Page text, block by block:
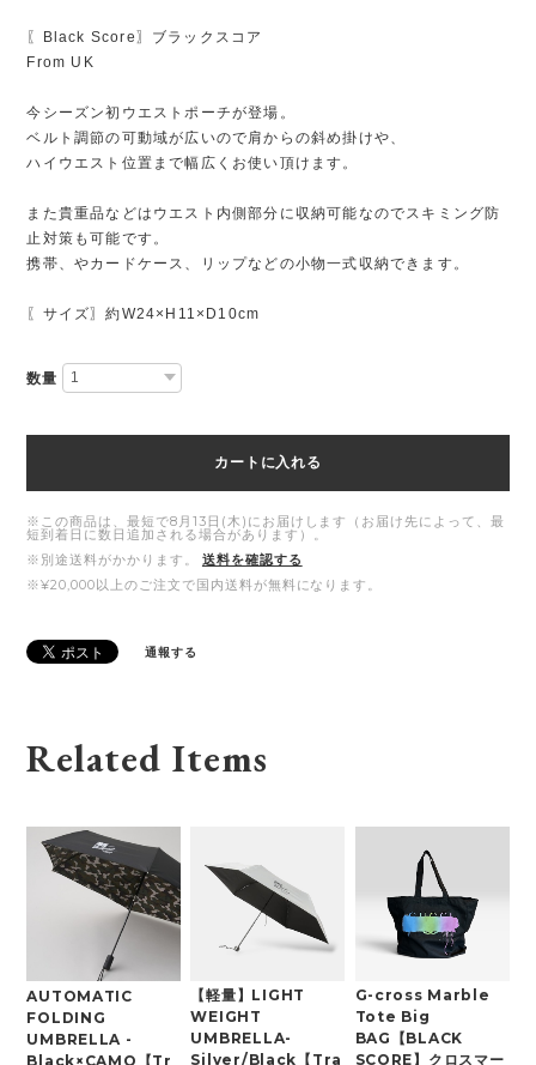
〖Black Score〗ブラックスコア
From UK
今シーズン初ウエストポーチが登場。
ベルト調節の可動域が広いので肩からの斜め掛けや、
ハイウエスト位置まで幅広くお使い頂けます。
また貴重品などはウエスト内側部分に収納可能なのでスキミング防
止対策も可能です。
携帯、やカードケース、リップなどの小物一式収納できます。
〖サイズ〗約W24×H11×D10cm
数量
カートに入れる
※この商品は、最短で8月13日(木)にお届けします（お届け先によって、最
短到着日に数日追加される場合があります）。
※別途送料がかかります。
送料を確認する
※¥20,000以上のご注文で国内送料が無料になります。
通報する
Related Items
AUTOMATIC
FOLDING
UMBRELLA -
Black×CAMO【Tr
【軽量】LIGHT
WEIGHT
UMBRELLA-
Silver/Black【Tra
G-cross Marble
Tote Big
BAG【BLACK
SCORE】クロスマー